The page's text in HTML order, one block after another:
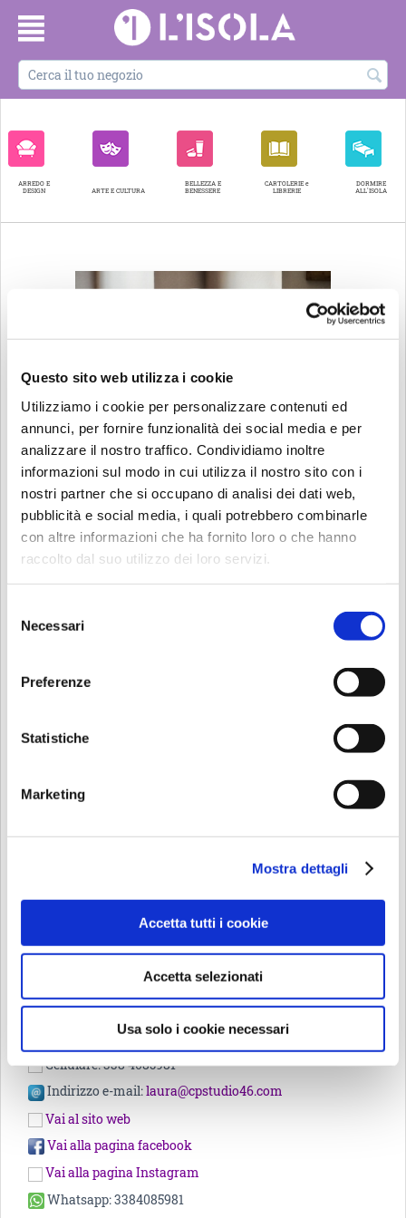
Questo sito web utilizza i cookie
Utilizziamo i cookie per personalizzare contenuti ed
annunci, per fornire funzionalità dei social media e per
analizzare il nostro traffico. Condividiamo inoltre
informazioni sul modo in cui utilizza il nostro sito con i
nostri partner che si occupano di analisi dei dati web,
pubblicità e social media, i quali potrebbero combinarle
con altre informazioni che ha fornito loro o che hanno
raccolto dal suo utilizzo dei loro servizi.
delNecessari
Preferenze
Statistiche
Marketing
Mostra dettagli
Accetta tutti i cookie
Accetta selezionati
Usa solo i cookie necessari
ARREDO E
DESIGN
ARTE E CULTURA
BELLEZZA E
BENESSERE
CARTOLERIE e
LIBRERIE
DORMIRE
ALL'ISOLA
CPstudio46 - Studio di
all’estero in Spagna e Belgio e dopo anni di collaborazioni
Lo studio si occupa prevalentemente di progettazione
SIAMO IN:via Angelo della Pergola, 3 - 20159 Milano
Telefono: 338 4085981
Cellulare: 338 4085981
Indirizzo e-mail:laura@cpstudio46.com
Vai al sito web
Vai alla pagina facebook
Vai alla pagina Instagram
Whatsapp: 3384085981